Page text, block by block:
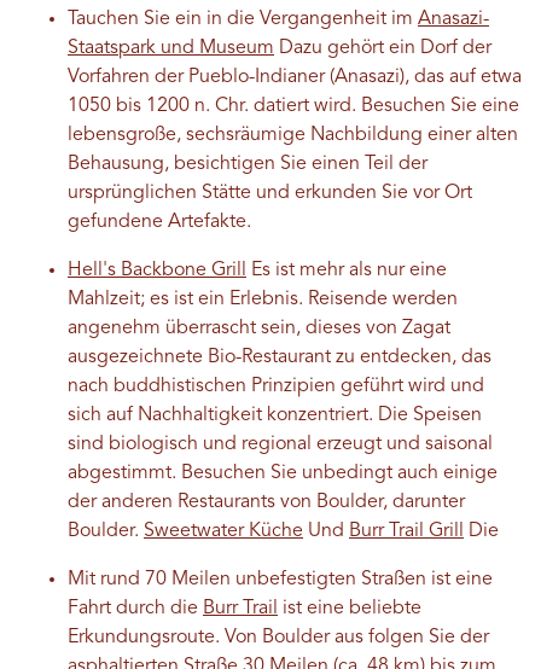
Tauchen Sie ein in die Vergangenheit im Anasazi-
Staatspark und Museum Dazu gehört ein Dorf der
Vorfahren der Pueblo-Indianer (Anasazi), das auf etwa
1050 bis 1200 n. Chr. datiert wird. Besuchen Sie eine
lebensgroße, sechsräumige Nachbildung einer alten
Behausung, besichtigen Sie einen Teil der
ursprünglichen Stätte und erkunden Sie vor Ort
gefundene Artefakte.
Hell's Backbone Grill
Es ist mehr als nur eine
Mahlzeit; es ist ein Erlebnis. Reisende werden
angenehm überrascht sein, dieses von Zagat
ausgezeichnete Bio-Restaurant zu entdecken, das
nach buddhistischen Prinzipien geführt wird und
sich auf Nachhaltigkeit konzentriert. Die Speisen
sind biologisch und regional erzeugt und saisonal
abgestimmt. Besuchen Sie unbedingt auch einige
der anderen Restaurants von Boulder, darunter
Boulder. Sweetwater Küche Und Burr Trail Grill Die
Mit rund 70 Meilen unbefestigten Straßen ist eine
Fahrt durch die Burr Trail
ist eine beliebte
Erkundungsroute. Von Boulder aus folgen Sie der